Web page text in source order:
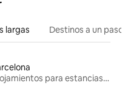
largas Destinos a un
Alojamientos para estancias largas